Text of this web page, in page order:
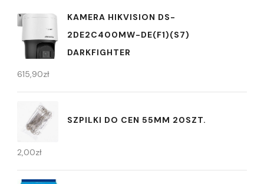
KAMERA HIKVISION DS-
2DE2C400MW-DE(F1)(S7)
DARKFIGHTER
615,90zł
SZPILKI DO CEN 55MM 20SZT.
2,00zł